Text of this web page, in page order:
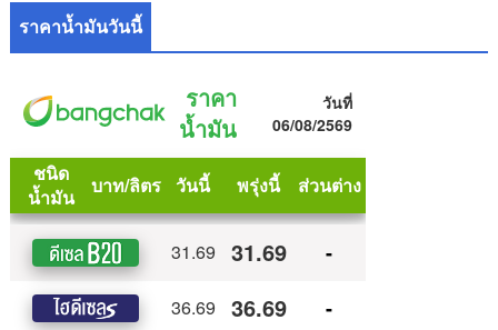
ราคาน้ำมันวันนี้